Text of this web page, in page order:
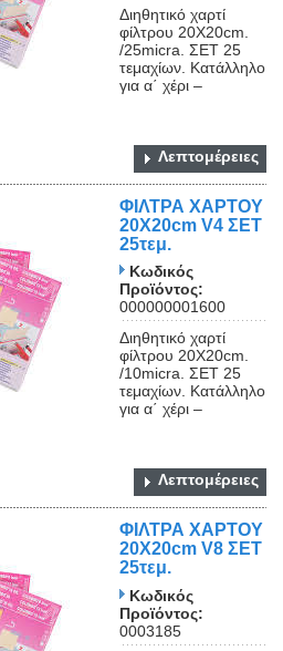
Διηθητικό χαρτί
φίλτρου 20Χ20cm.
/25micra. ΣΕΤ 25
τεμαχίων. Κατάλληλο
για α΄ χέρι –
Λεπτομέρειες
ΦΙΛΤΡΑ ΧΑΡΤΟΥ
20Χ20cm V4 ΣΕΤ
25τεμ.
Κωδικός
Προϊόντος:
000000001600
Διηθητικό χαρτί
φίλτρου 20Χ20cm.
/10micra. ΣΕΤ 25
τεμαχίων. Κατάλληλο
για α΄ χέρι –
Λεπτομέρειες
ΦΙΛΤΡΑ ΧΑΡΤΟΥ
20Χ20cm V8 ΣΕΤ
25τεμ.
Κωδικός
Προϊόντος:
0003185